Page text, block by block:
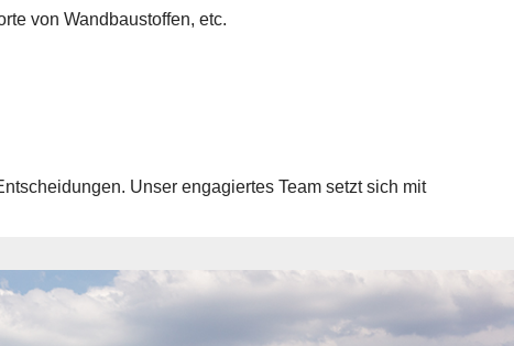
von Wandbaustoffen, etc.
Unser engagiertes Team setzt sich mit